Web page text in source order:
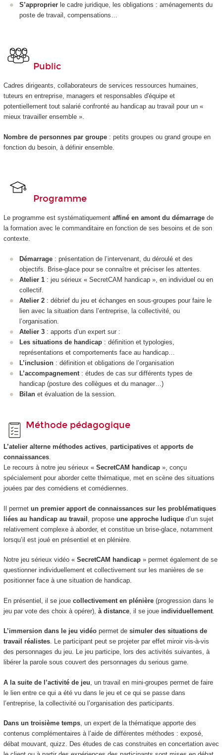
S’approprier le cadre juridique, les obligations : aménagements du
poste de travail, compensations…
Public
Cadres dirigeants, collaborateurs de services ressources humaines,
tuteurs en entreprise, managers et responsables d'équipe et
potentiellement tout salarié confronté au handicap au travail pour un «
mieux travailler ensemble ».
Nombre de personnes par groupe: petits groupes ou grand groupe en
fonction du besoin, à définir ensemble.
Programme
Le programme est systématiquement affiné en amont du démarragede
la formation avec le commanditaire en fonction de ses besoins et de son
contexte.
Démarrage : présentation de l’intervenant, du déroulé et des
objectifs. Brise-glace pour se connaître et préciser les attentes.
Atelier 1 : jeu sérieux « SecretCAM handicap », en individuel ou en
collectif.
Atelier 2 : débrief du jeu et échanges en sous-groupes pour faire le
lien avec la situation dans l’entreprise, la collectivité, ou
l’organisation.
Atelier 3 : apports d’un expert sur :
Les situations de handicap : définition et typologies,
représentations et comportements face au handicap…
L’inclusion : définition et obligations de l’organisation
L’accompagnement : études de cas sur différents types de
handicap (posture des collègues et du manager…)
Bilan et évaluation de la session.
Méthode pédagogique
L’atelier alterne méthodes actives, participativeset apports de
connaissances.
Le recours à notre jeu sérieux « SecretCAM handicap», conçu
spécialement pour aborder cette thématique, met en scène des situations
jouées par des comédiens et comédiennes.
Il permet un premier apport de connaissances sur les problématiques
liées au handicap au travail , propose une approche ludiqued’un sujet
relativement complexe à aborder, et constitue un brise-glace, notamment
lorsqu’il est joué en présentiel et en plénière.
Notre jeu sérieux vidéo « SecretCAM handicap » permet également de se
questionner individuellement et collectivement sur les manières de se
positionner face à une situation de handicap.
En présentiel, il se joue collectivement en plénière(progression dans le
jeu par vote des choix à opérer), à distance, il se joue individuellement.
L’immersion dans le jeu vidéopermet de simuler des situations de
travail réalistes. Le participant peut se projeter par effet miroir vis-à-vis
des personnages du jeu. Le jeu participe, lors des activités suivantes, à
libérer la parole sous couvert des personnages du serious game.
A la suite de l’activité de jeu , un travail en mini-groupes permet de faire
le lien entre ce qui a été vu dans le jeu et ce qui se passe dans
l’entreprise, la collectivité ou l’organisation des participants.
Dans un troisième temps, un expert de la thématique apporte des
contenus complémentaires à l’aide de différentes méthodes : exposé,
débat mouvant, quizz. Des études de cas construites en concertation avec